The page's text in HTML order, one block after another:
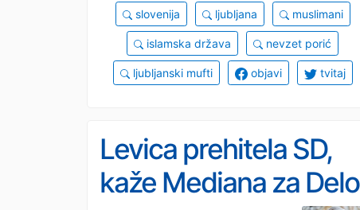
slovenija ljubljana muslimani
islamska država nevzet porić
ljubljanski mufti objavi tvitaj
Levica prehitela SD,
kaže Mediana za Delo